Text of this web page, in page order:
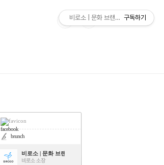
facebook
brunch
비로소 | 문화 브랜드 연구소
비로소 소장
비로소 | 문화 브랜드 연구소
구독하기